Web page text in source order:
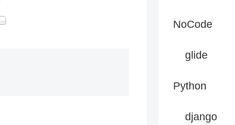
NoCode
glide
Python
django